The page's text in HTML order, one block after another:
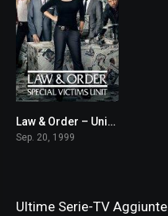
7.6Law & Order – Unità vittime speciali
Sep. 20, 1999
Ultime Serie-TV Aggiunte